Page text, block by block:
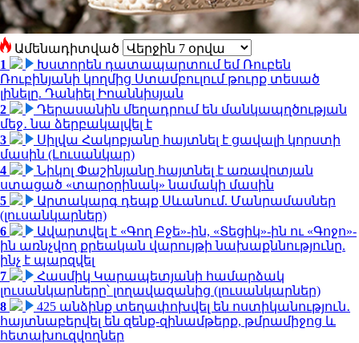
Ամենադիտված
1
Խստորեն դատապարտում եմ Ռուբեն
Ռուբինյանի կողմից Ստամբուլում թուրք տեսած
լինելը. Դանիել Իոաննիսյան
2
Դերասանին մեղադրում են մանկապղծության
մեջ․ նա ձերբակալվել է
3
Սիլվա Հակոբյանը հայտնել է ցավալի կորստի
մասին (Լուսանկար)
4
Նիկոլ Փաշինյանը հայտնել է առավոտյան
ստացած «տարօրինակ» նամակի մասին
5
Արտակարգ դեպք Սևանում. Մանրամասներ
(լուսանկարներ)
6
Ավարտվել է «Գող Բջե»-ին, «Տեցիկ»-ին ու «Գոջո»-
ին առնչվող քրեական վարույթի նախաքննությունը.
ինչ է պարզվել
7
Հասմիկ Կարապետյանի համարձակ
լուսանկարները՝ լողավազանից (լուսանկարներ)
8
425 անձինք տեղափոխվել են ոստիկանություն․
հայտնաբերվել են զենք-զինամթերք, թմրամիջոց և
հետախուզվողներ